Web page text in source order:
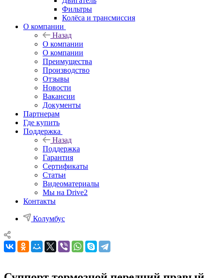
Фильтры
Колёса и трансмиссия
О компании
Назад
О компании
О компании
Преимущества
Производство
Отзывы
Новости
Вакансии
Документы
Партнерам
Где купить
Поддержка
Назад
Поддержка
Гарантия
Сертификаты
Статьи
Видеоматериалы
Мы на Drive2
Контакты
Колумбус